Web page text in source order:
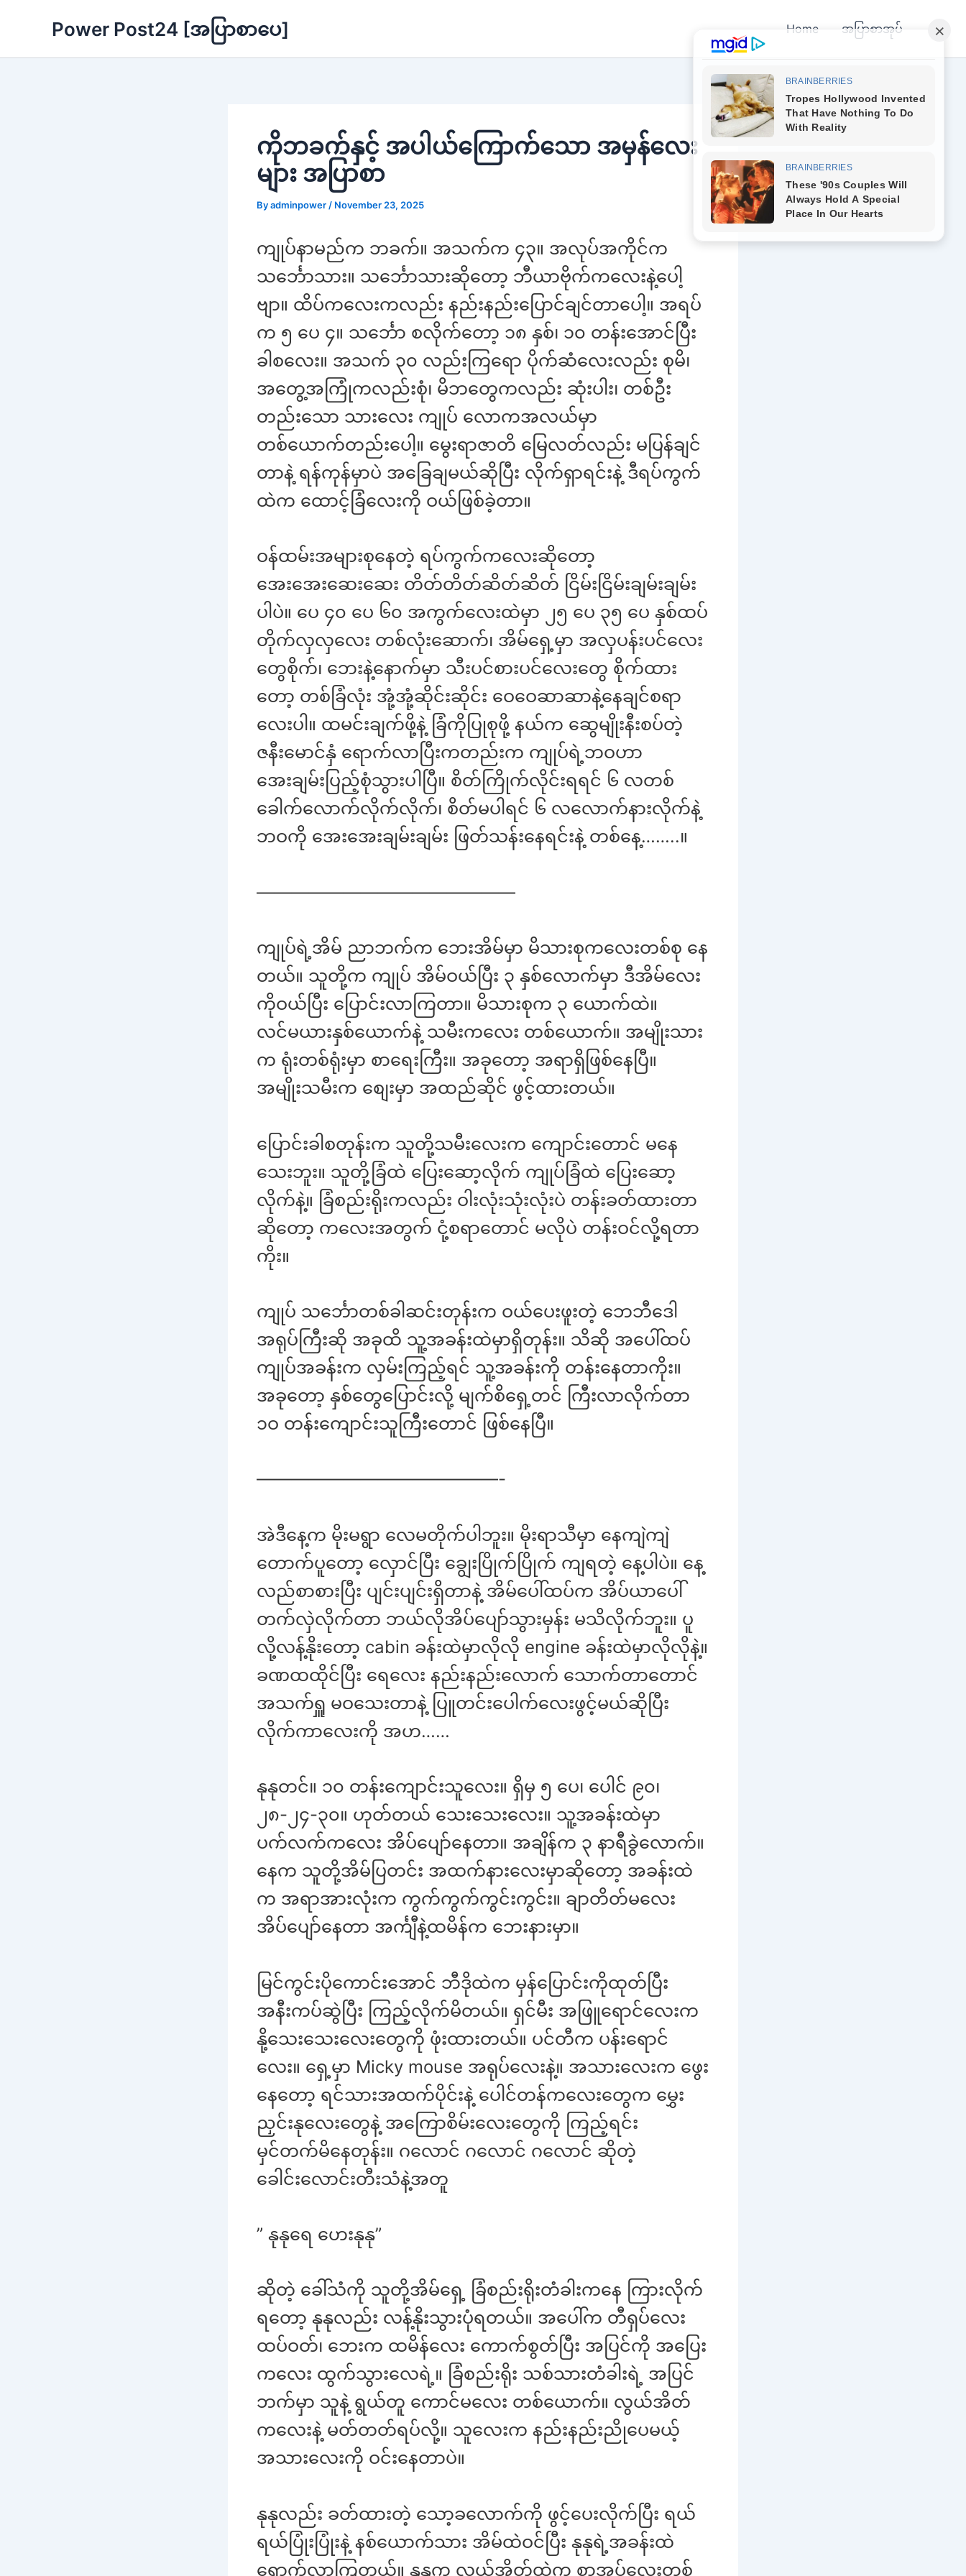
Power Post24 [အပြာစာပေ] Home အပြာစာအုပ်
ကိုဘခက်နှင့် အပါယ်ကြောက်သော အမှန်လေး
များ အပြာစာ
Byadminpower / November 23, 2025
ကျုပ်နာမည်က ဘခက်။ အသက်က ၄၃။ အလုပ်အကိုင်က
သင်္ဘောသား။ သင်္ဘောသားဆိုတော့ ဘီယာဗိုက်ကလေးနဲ့ပေါ့
ဗျာ။ ထိပ်ကလေးကလည်း နည်းနည်းပြောင်ချင်တာပေါ့။ အရပ်
က ၅ ပေ ၄။ သင်္ဘော စလိုက်တော့ ၁၈ နှစ်၊ ၁၀ တန်းအောင်ပြီး
ခါစလေး။ အသက် ၃၀ လည်းကြရော ပိုက်ဆံလေးလည်း စုမိ၊
အတွေ့အကြုံကလည်းစုံ၊ မိဘတွေကလည်း ဆုံးပါး၊ တစ်ဦး
တည်းသော သားလေး ကျုပ် လောကအလယ်မှာ
တစ်ယောက်တည်းပေါ့။ မွေးရာဇာတိ မြေလတ်လည်း မပြန်ချင်
တာနဲ့ ရန်ကုန်မှာပဲ အခြေချမယ်ဆိုပြီး လိုက်ရှာရင်းနဲ့ ဒီရပ်ကွက်
ထဲက ထောင့်ခြံလေးကို ဝယ်ဖြစ်ခဲ့တာ။
ဝန်ထမ်းအများစုနေတဲ့ ရပ်ကွက်ကလေးဆိုတော့
အေးအေးဆေးဆေး တိတ်တိတ်ဆိတ်ဆိတ် ငြိမ်းငြိမ်းချမ်းချမ်း
ပါပဲ။ ပေ ၄၀ ပေ ၆၀ အကွက်လေးထဲမှာ ၂၅ ပေ ၃၅ ပေ နှစ်ထပ်
တိုက်လှလှလေး တစ်လုံးဆောက်၊ အိမ်ရှေ့မှာ အလှပန်းပင်လေး
တွေစိုက်၊ ဘေးနဲ့နောက်မှာ သီးပင်စားပင်လေးတွေ စိုက်ထား
တော့ တစ်ခြံလုံး အုံ့အုံ့ဆိုင်းဆိုင်း ဝေဝေဆာဆာနဲ့နေချင်စရာ
လေးပါ။ ထမင်းချက်ဖို့နဲ့ ခြံကိုပြုစုဖို့ နယ်က ဆွေမျိုးနီးစပ်တဲ့
ဇနီးမောင်နှံ ရောက်လာပြီးကတည်းက ကျုပ်ရဲ့ဘဝဟာ
အေးချမ်းပြည့်စုံသွားပါပြီ။ စိတ်ကြိုက်လိုင်းရရင် ၆ လတစ်
ခေါက်လောက်လိုက်လိုက်၊ စိတ်မပါရင် ၆ လလောက်နားလိုက်နဲ့
ဘဝကို အေးအေးချမ်းချမ်း ဖြတ်သန်းနေရင်းနဲ့ တစ်နေ့……..။
———————————————
ကျုပ်ရဲ့အိမ် ညာဘက်က ဘေးအိမ်မှာ မိသားစုကလေးတစ်စု နေ
တယ်။ သူတို့က ကျုပ် အိမ်ဝယ်ပြီး ၃ နှစ်လောက်မှာ ဒီအိမ်လေး
ကိုဝယ်ပြီး ပြောင်းလာကြတာ။ မိသားစုက ၃ ယောက်ထဲ။
လင်မယားနှစ်ယောက်နဲ့ သမီးကလေး တစ်ယောက်။ အမျိုးသား
က ရုံးတစ်ရုံးမှာ စာရေးကြီး။ အခုတော့ အရာရှိဖြစ်နေပြီ။
အမျိုးသမီးက စျေးမှာ အထည်ဆိုင် ဖွင့်ထားတယ်။
ပြောင်းခါစတုန်းက သူတို့သမီးလေးက ကျောင်းတောင် မနေ
သေးဘူး။ သူတို့ခြံထဲ ပြေးဆော့လိုက် ကျုပ်ခြံထဲ ပြေးဆော့
လိုက်နဲ့။ ခြံစည်းရိုးကလည်း ဝါးလုံးသုံးလုံးပဲ တန်းခတ်ထားတာ
ဆိုတော့ ကလေးအတွက် ငုံ့စရာတောင် မလိုပဲ တန်းဝင်လို့ရတာ
ကိုး။
ကျုပ် သင်္ဘောတစ်ခါဆင်းတုန်းက ဝယ်ပေးဖူးတဲ့ ဘေဘီဒေါ
အရုပ်ကြီးဆို အခုထိ သူ့အခန်းထဲမှာရှိတုန်း။ သိဆို အပေါ်ထပ်
ကျုပ်အခန်းက လှမ်းကြည့်ရင် သူ့အခန်းကို တန်းနေတာကိုး။
အခုတော့ နှစ်တွေပြောင်းလို့ မျက်စိရှေ့တင် ကြီးလာလိုက်တာ
၁ဝ တန်းကျောင်းသူကြီးတောင် ဖြစ်နေပြီ။
——————————————-
အဲဒီနေ့က မိုးမရွာ လေမတိုက်ပါဘူး။ မိုးရာသီမှာ နေကျဲကျဲ
တောက်ပူတော့ လှောင်ပြီး ချွေးပြိုက်ပြိုက် ကျရတဲ့ နေ့ပါပဲ။ နေ့
လည်စာစားပြီး ပျင်းပျင်းရှိတာနဲ့ အိမ်ပေါ်ထပ်က အိပ်ယာပေါ်
တက်လှဲလိုက်တာ ဘယ်လိုအိပ်ပျော်သွားမှန်း မသိလိုက်ဘူး။ ပူ
လို့လန့်နိုးတော့ cabin ခန်းထဲမှာလိုလို engine ခန်းထဲမှာလိုလိုနဲ့။
ခဏထထိုင်ပြီး ရေလေး နည်းနည်းလောက် သောက်တာတောင်
အသက်ရှူ မဝသေးတာနဲ့ ပြူတင်းပေါက်လေးဖွင့်မယ်ဆိုပြီး
လိုက်ကာလေးကို အဟ……
နုနုတင်။ ၁၀ တန်းကျောင်းသူလေး။ ရှိမှ ၅ ပေ၊ ပေါင် ၉၀၊
၂၈-၂၄-၃၀။ ဟုတ်တယ် သေးသေးလေး။ သူ့အခန်းထဲမှာ
ပက်လက်ကလေး အိပ်ပျော်နေတာ။ အချိန်က ၃ နာရီခွဲလောက်။
နေက သူတို့အိမ်ပြတင်း အထက်နားလေးမှာဆိုတော့ အခန်းထဲ
က အရာအားလုံးက ကွက်ကွက်ကွင်းကွင်း။ ချာတိတ်မလေး
အိပ်ပျော်နေတာ အင်္ကျီနဲ့ထမိန်က ဘေးနားမှာ။
မြင်ကွင်းပိုကောင်းအောင် ဘီဒိုထဲက မှန်ပြောင်းကိုထုတ်ပြီး
အနီးကပ်ဆွဲပြီး ကြည့်လိုက်မိတယ်။ ရှင်မီး အဖြူရောင်လေးက
နို့သေးသေးလေးတွေကို ဖုံးထားတယ်။ ပင်တီက ပန်းရောင်
လေး။ ရှေ့မှာ Micky mouse အရုပ်လေးနဲ့။ အသားလေးက ဖွေး
နေတော့ ရင်သားအထက်ပိုင်းနဲ့ ပေါင်တန်ကလေးတွေက မွှေး
ညှင်းနုလေးတွေနဲ့ အကြောစိမ်းလေးတွေကို ကြည့်ရင်း
မှင်တက်မိနေတုန်း။ ဂလောင် ဂလောင် ဂလောင် ဆိုတဲ့
ခေါင်းလောင်းတီးသံနဲ့အတူ
” နုနုရေ ဟေးနုနု”
ဆိုတဲ့ ခေါ်သံကို သူတို့အိမ်ရှေ့ ခြံစည်းရိုးတံခါးကနေ ကြားလိုက်
ရတော့ နုနုလည်း လန့်နိုးသွားပုံရတယ်။ အပေါ်က တီရှပ်လေး
ထပ်ဝတ်၊ ဘေးက ထမိန်လေး ကောက်စွတ်ပြီး အပြင်ကို အပြေး
ကလေး ထွက်သွားလေရဲ့။ ခြံစည်းရိုး သစ်သားတံခါးရဲ့ အပြင်
ဘက်မှာ သူနဲ့ ရွယ်တူ ကောင်မလေး တစ်ယောက်။ လွယ်အိတ်
ကလေးနဲ့ မတ်တတ်ရပ်လို့။ သူလေးက နည်းနည်းညိုပေမယ့်
အသားလေးကို ဝင်းနေတာပဲ။
နုနုလည်း ခတ်ထားတဲ့ သော့ခလောက်ကို ဖွင့်ပေးလိုက်ပြီး ရယ်
ရယ်ပြုံးပြုံးနဲ့ နစ်ယောက်သား အိမ်ထဲဝင်ပြီး နုနုရဲ့အခန်းထဲ
ရောက်လာကြတယ်။ နုနုက လွယ်အိတ်ထဲက စာအုပ်လေးတစ်